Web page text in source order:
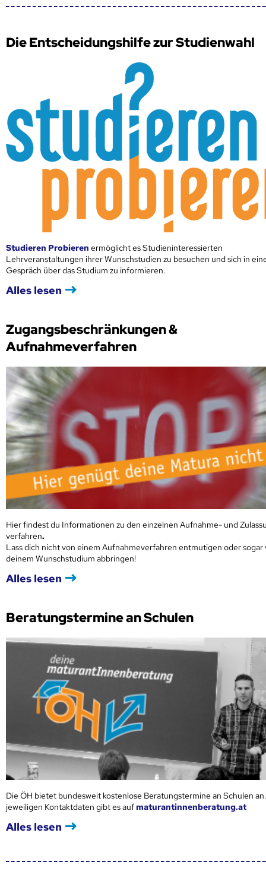
Die Entscheidungshilfe zur Studienwahl
Studieren Probieren ermöglicht es Studieninteressierten
Lehrveranstaltungen ihrer Wunschstudien zu besuchen und sich in
Gespräch über das Studium zu informieren.
Alles lesen
Zugangsbeschränkungen &
Aufnahmeverfahren
Hier findest du Informationen zu den einzelnen Aufnahme- und
verfahren.
Lass dich nicht von einem Aufnahmeverfahren entmutigen oder sogar
deinem Wunschstudium abbringen!
Alles lesen
Beratungstermine an Schulen
Die ÖH bietet bundesweit kostenlose Beratungstermine an Schulen
jeweiligen Kontaktdaten gibt es aufmaturantinnenberatung.at
Alles lesen